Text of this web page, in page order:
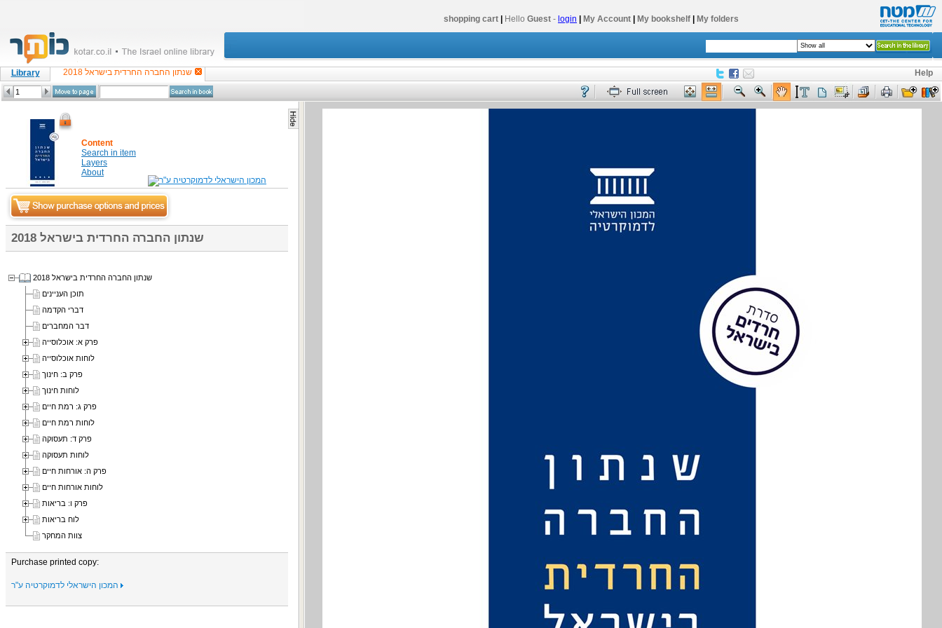
shopping cart Hello Guest - login My Account My bookshelf My folders
Library שנתון החברה החרדית בישראל 2018 Help
Content
Search in item
Layers
About
שנתון החברה החרדית בישראל 2018
שנתון החברה החרדית בישראל 2018
תוכן העניינים
דברי הקדמה
דבר המחברים
פרק א: אוכלוסייה
לוחות אוכלוסייה
פרק ב: חינוך
לוחות חינוך
פרק ג: רמת חיים
לוחות רמת חיים
פרק ד: תעסוקה
לוחות תעסוקה
פרק ה: אורחות חיים
לוחות אורחות חיים
פרק ו: בריאות
לוח בריאות
צוות המחקר
Purchase printed copy: